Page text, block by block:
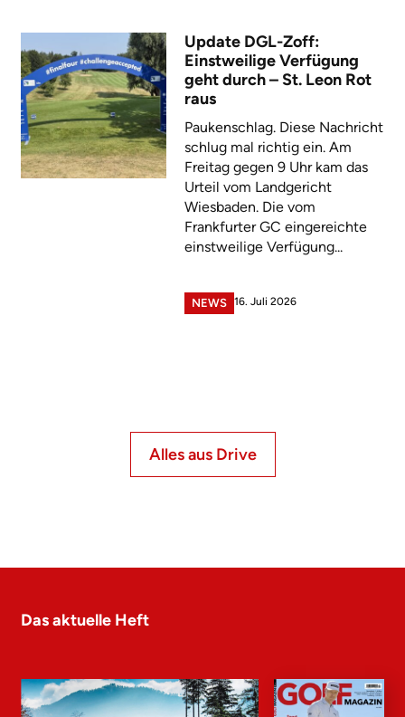
Update DGL-Zoff:
Einstweilige Verfügung
geht durch – St. Leon Rot
raus
Paukenschlag. Diese Nachricht
schlug mal richtig ein. Am
Freitag gegen 9 Uhr kam das
Urteil vom Landgericht
Wiesbaden. Die vom
Frankfurter GC eingereichte
einstweilige Verfügung...
NEWS 16. Juli 2026
Alles aus Drive
Das aktuelle Heft